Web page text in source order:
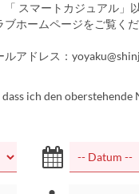
「 スマートカジュアル」
ホームページをご覧くだ
ルアドレス：
dass ich den